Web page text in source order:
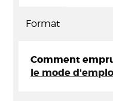
Format
Comment
le mode